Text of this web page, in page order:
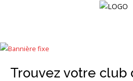
Accueil
La
Trouvez votre club